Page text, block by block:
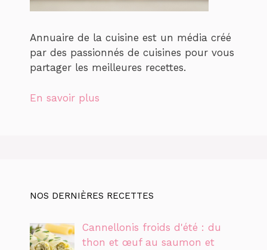
Annuaire de la cuisine est un média créé
par des passionnés de cuisines pour vous
partager les meilleures recettes.
En savoir plus
NOS DERNIÈRES RECETTES
Cannellonis froids d'été : du
thon et œuf au saumon et